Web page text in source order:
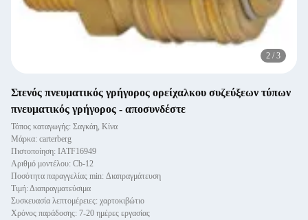
2 / 3
Στενός πνευματικός γρήγορος ορείχαλκου συζεύξεων τύπων
πνευματικός γρήγορος - αποσυνδέστε
Τόπος καταγωγής: Σαγκάη, Κίνα
Μάρκα: carterberg
Πιστοποίηση: IATF16949
Αριθμό μοντέλου: Cb-12
Ποσότητα παραγγελίας min: Διαπραγμάτευση
Τιμή: Διαπραγματεύσιμα
Συσκευασία λεπτομέρειες: χαρτοκιβώτιο
Χρόνος παράδοσης: 7-20 ημέρες εργασίας